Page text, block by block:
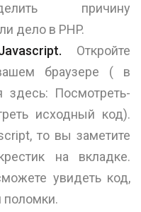
причину
дело в PHP.
Откройте
браузере ( в
здесь: Посмотреть-
исходный код).
то вы заметите
на вкладке.
увидеть код,
поломки.